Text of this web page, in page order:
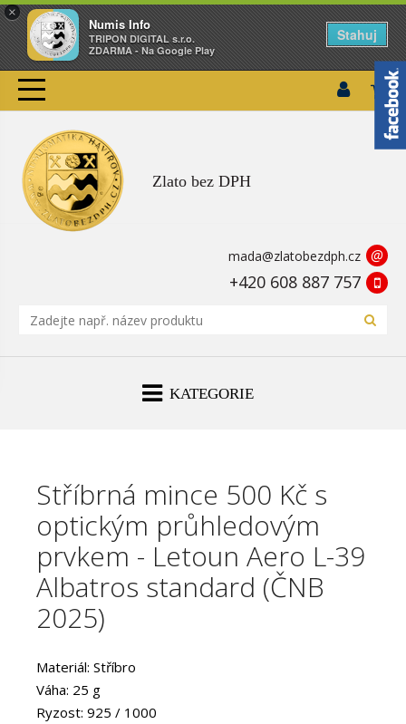
×
Numis Info
TRIPON DIGITAL s.r.o.
ZDARMA - Na Google Play
Stahuj
Zlato bez DPH
mada@zlatobezdph.cz @
+420 608 887 757
KATEGORIE
Stříbrná mince 500 Kč s
optickým průhledovým
prvkem - Letoun Aero L-39
Albatros standard (ČNB
2025)
Materiál: Stříbro
Váha: 25 g
Ryzost: 925 / 1000